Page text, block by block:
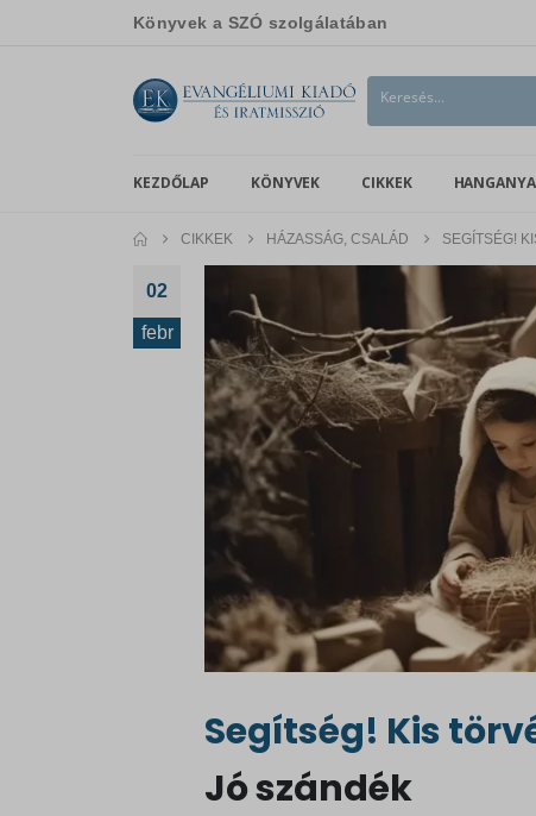
Könyvek a SZÓ szolgálatában
KEZDŐLAP KÖNYVEK CIKKEK
CIKKEK HÁZASSÁG, CSALÁD SEGÍTSÉG!
02
febr
Segítség! Kis
Jó szándék